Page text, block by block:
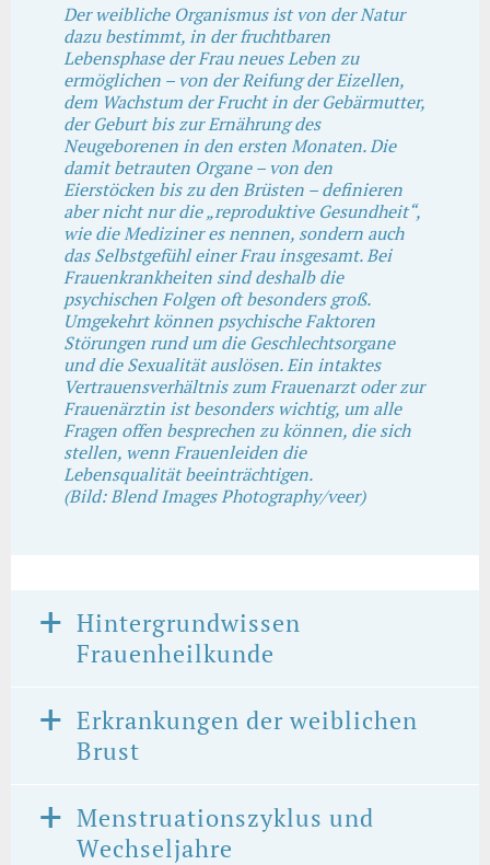
Der weibliche Organismus ist von der Natur
dazu bestimmt, in der fruchtbaren
Lebensphase der Frau neues Leben zu
ermöglichen – von der Reifung der Eizellen,
dem Wachstum der Frucht in der Gebärmutter,
der Geburt bis zur Ernährung des
Neugeborenen in den ersten Monaten. Die
damit betrauten Organe – von den
Eierstöcken bis zu den Brüsten – definieren
aber nicht nur die „reproduktive Gesundheit“,
wie die Mediziner es nennen, sondern auch
das Selbstgefühl einer Frau insgesamt. Bei
Frauenkrankheiten sind deshalb die
psychischen Folgen oft besonders groß.
Umgekehrt können psychische Faktoren
Störungen rund um die Geschlechtsorgane
und die Sexualität auslösen. Ein intaktes
Vertrauensverhältnis zum Frauenarzt oder zur
Frauenärztin ist besonders wichtig, um alle
Fragen offen besprechen zu können, die sich
stellen, wenn Frauenleiden die
Lebensqualität beeinträchtigen.
(Bild: Blend Images Photography/veer)
Hintergrundwissen
Frauenheilkunde
Erkrankungen der weiblichen
Brust
Menstruationszyklus und
Wechseljahre